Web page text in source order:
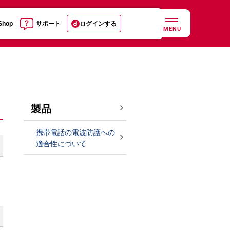
サポート ログインする
MENU
製品
携帯電話の電波防護への
適合性について